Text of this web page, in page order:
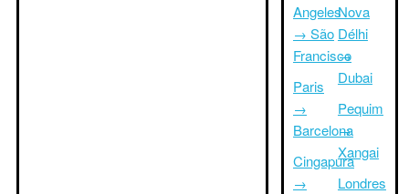
Angeles
→ São
Francisco
Paris
→
Barcelona
Cingapura
→
Nova
Délhi
→
Dubai
Pequim
→
Xangai
Londres